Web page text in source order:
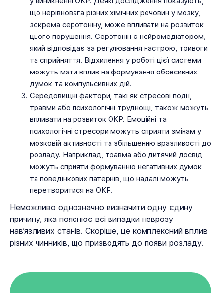
що нерівновага різних хімічних речовин у мозку,
зокрема серотоніну, може впливати на розвиток
цього порушення. Серотонін є нейромедіатором,
який відповідає за регулювання настрою, тривоги
та сприйняття. Відхилення у роботі цієї системи
можуть мати вплив на формування обсесивних
думок та компульсивних дій.
Середовищні фактори, такі як стресові події,
травми або психологічні труднощі, також можуть
впливати на розвиток ОКР. Емоційні та
психологічні стресори можуть сприяти змінам у
мозковій активності та збільшенню вразливості до
розладу. Наприклад, травма або дитячий досвід
можуть сприяти формуванню негативних думок
та поведінкових патернів, що надалі можуть
перетворитися на ОКР.
Неможливо однозначно визначити одну єдину
причину, яка пояснює всі випадки неврозу
нав’язливих станів. Скоріше, це комплексний вплив
різних чинників, що призводять до появи розладу.